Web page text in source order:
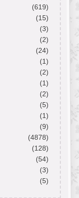
(619)
(15)
(3)
(2)
(24)
(1)
(2)
(1)
(2)
(5)
(1)
(9)
(4878)
(128)
(54)
(3)
(5)